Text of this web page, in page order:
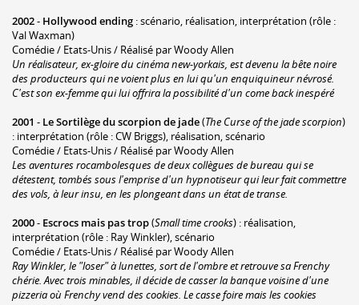
2002- Hollywood ending : scénario, réalisation, interprétation (rôle :
Val Waxman)
Comédie / Etats-Unis / Réalisé par Woody Allen
Un réalisateur, ex-gloire du cinéma new-yorkais, est devenu la bête noire
des producteurs qui ne voient plus en lui qu'un enquiquineur névrosé.
C'est son ex-femme qui lui offrira la possibilité d'un come back inespéré
2001 - Le Sortilège du scorpion de jade(The Curse of the jade scorpion)
: interprétation (rôle : CW Briggs), réalisation, scénario
Comédie / Etats-Unis / Réalisé par Woody Allen
Les aventures rocambolesques de deux collègues de bureau qui se
détestent, tombés sous l'emprise d'un hypnotiseur qui leur fait commettre
des vols, à leur insu, en les plongeant dans un état de transe.
2000- Escrocs mais pas trop(Small time crooks) : réalisation,
interprétation (rôle : Ray Winkler), scénario
Comédie / Etats-Unis / Réalisé par Woody Allen
Ray Winkler, le "loser" à lunettes, sort de l'ombre et retrouve sa Frenchy
chérie. Avec trois minables, il décide de casser la banque voisine d'une
pizzeria où Frenchy vend des cookies. Le casse foire mais les cookies